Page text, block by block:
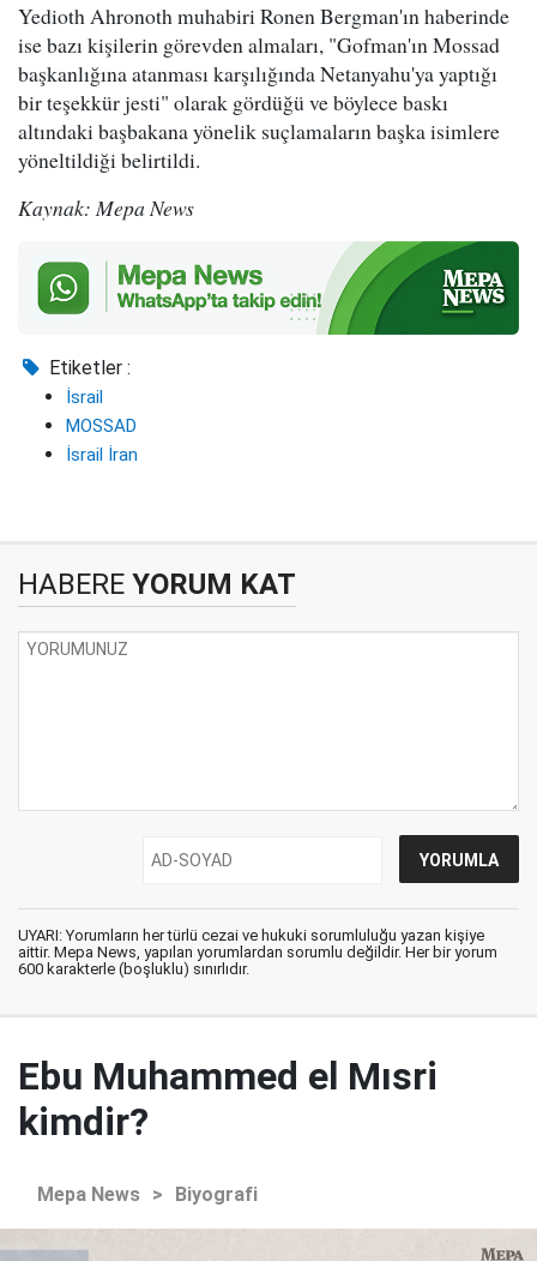
Yedioth Ahronoth muhabiri Ronen Bergman'ın haberinde
ise bazı kişilerin görevden almaları, "Gofman'ın Mossad
başkanlığına atanması karşılığında Netanyahu'ya yaptığı
bir teşekkür jesti" olarak gördüğü ve böylece baskı
altındaki başbakana yönelik suçlamaların başka isimlere
yöneltildiği belirtildi.
Kaynak: Mepa News
Etiketler :
İsrail
MOSSAD
İsrail İran
HABERE YORUM KAT
UYARI: Yorumların her türlü cezai ve hukuki sorumluluğu yazan kişiye
aittir. Mepa News, yapılan yorumlardan sorumlu değildir. Her bir yorum
600 karakterle (boşluklu) sınırlıdır.
Ebu Muhammed el Mısri
kimdir?
Mepa News > Biyografi